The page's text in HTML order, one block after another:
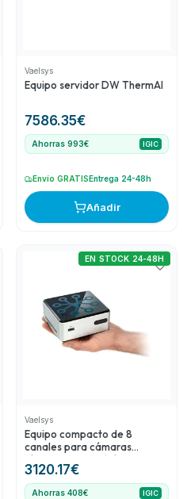
Vaelsys
Equipo servidor DW ThermAI
7586.35€
Ahorras 993€ IGIC
Envío GRATISEntrega 24-48h
Añadir
Vaelsys
Equipo compacto de 8
canales para cámaras
térmicas duales (cámara
térmica+visible)
3120.17€
EN STOCK 24-48H
Ahorras 408€ IGIC